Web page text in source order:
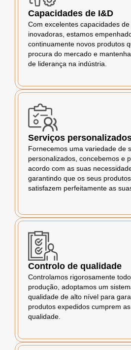
Capacidades de I&D
Com excelentes capacidades
inovadoras, estamos
continuamente novos produtos
procura do mercado e
de liderança na indústria.
Serviços
Fornecemos uma variedade de
personalizados, concebemos e
acordo com as suas
garantindo que os seus
satisfazem perfeitamente as
Controlo de qualidade
Controlamos rigorosamente
produção, adoptamos um
qualidade de alto nível para
produtos expedidos cumprem
qualidade.